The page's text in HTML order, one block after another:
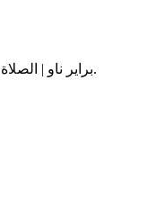
© براير ناو | الصلاة الأن. علامة تجارية مسجله 2014 - 2022.